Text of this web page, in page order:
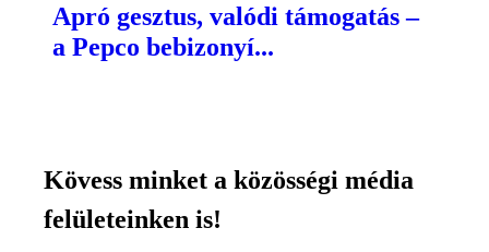
Apró gesztus, valódi támogatás –
a Pepco bebizonyí...
Kövess minket a közösségi média
felületeinken is!